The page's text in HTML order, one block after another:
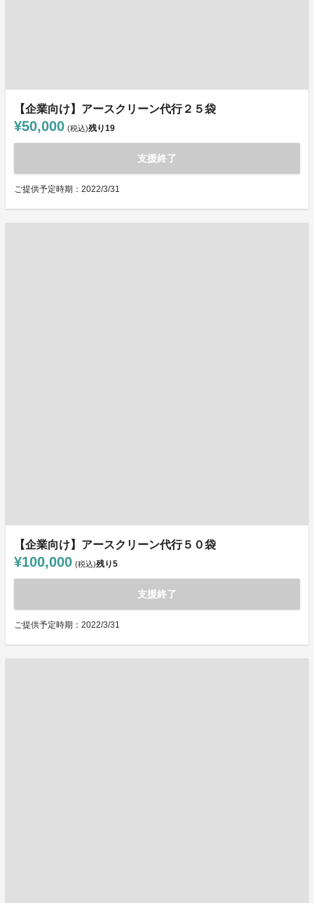
【企業向け】アースクリーン代行２５袋
¥50,000 (税込)残り19
支援終了
ご提供予定時期：2022/3/31
【企業向け】アースクリーン代行５０袋
¥100,000 (税込)残り5
支援終了
ご提供予定時期：2022/3/31